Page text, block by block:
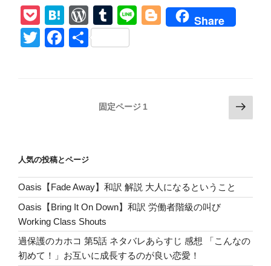
遭
遇
で
モ
Walking
Dead8-
13”
の
ー
キ
ン
ン
第
12
話
女
カ
ー
P
o
ck
H
at
e
W
or
d
ss
T
u
m
Li
Bl
Share
T
F
o
k
共
ペ
ジ
送
り
固定ページ 1
次
の
人気の投稿とページ
Oasis【Fade Away】和訳 解説 大人になるということ
Oasis【Bring It On Down】和訳 労働者階級の叫び
Working Class Shouts
過保護のカホコ 第5話 ネタバレあらすじ 感想 「こんなの
初めて！」お互いに成長するのが良い恋愛！